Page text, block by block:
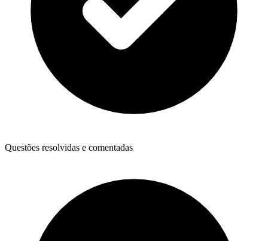
Questões resolvidas e comentadas